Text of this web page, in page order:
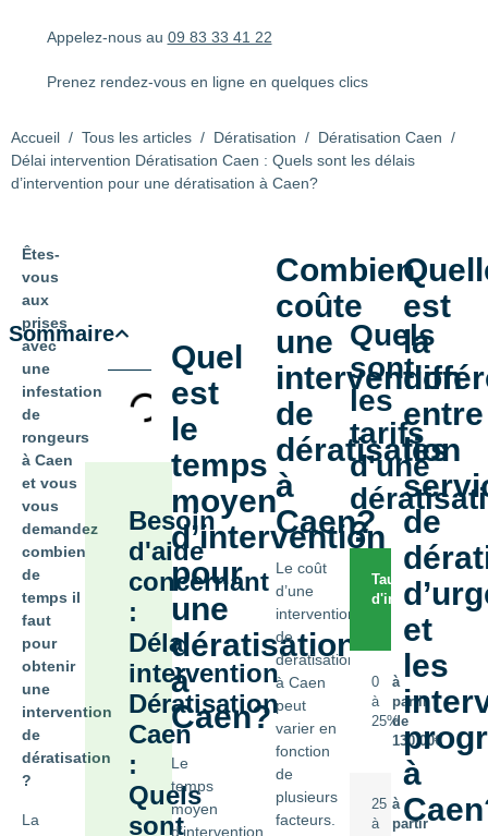
Appelez-nous au 09 83 33 41 22
Prenez rendez-vous en ligne en quelques clics
Accueil / Tous les articles / Dératisation / Dératisation Caen /
Délai intervention Dératisation Caen : Quels sont les délais
d’intervention pour une dératisation à Caen?
Êtes-
vous
aux
prises
avec
une
infestation
de
rongeurs
à Caen
et vous
vous
demandez
combien
de
temps il
faut
pour
obtenir
une
intervention
de
dératisation
?
La
Sommaire
Besoin
d'aide
concernant
:
Délai
intervention
Dératisation
Caen
:
Quels
sont
Quel
est
le
temps
moyen
d’intervention
pour
une
dératisation
à
Caen?
Le
temps
moyen
d’intervention
Combien
coûte
une
intervention
de
dératisation
à
Caen?
Le coût
d’une
intervention
de
dératisation
à Caen
peut
varier en
fonction
de
plusieurs
facteurs.
Quels
sont
les
tarifs
d'une
?
Taux
d'infestation
Prix
dératisation
0
à
25%
à
partir
de
130,00€
25
à
à
partir
est
la
entre
les
de
et
les
à